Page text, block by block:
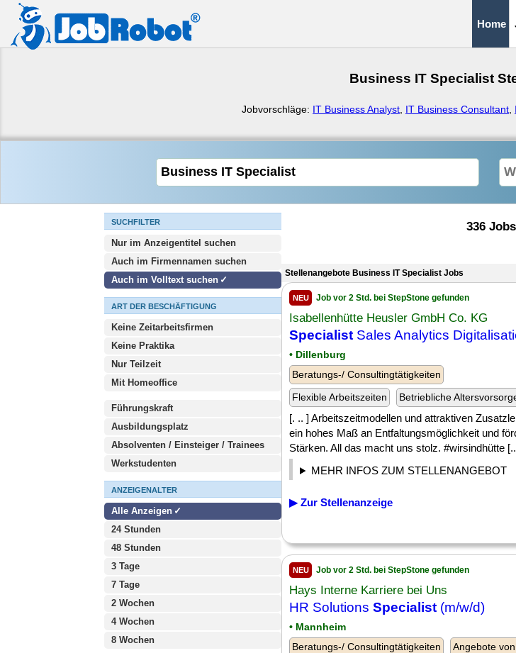
Home
Business IT Specialist
Jobvorschläge: IT Business Analyst IT Business Consultant
SUCHFILTER
Nur im Anzeigentitel suchen
Auch im Firmennamen suchen
Auch im Volltext suchen
ART DER BESCHÄFTIGUNG
Keine Zeitarbeitsfirmen
Keine Praktika
Nur Teilzeit
Mit Homeoffice
Führungskraft
Ausbildungsplatz
Absolventen / Einsteiger / Trainees
Werkstudenten
ANZEIGENALTER
Alle Anzeigen
24 Stunden
48 Stunden
3 Tage
7 Tage
2 Wochen
4 Wochen
8 Wochen
336
Stellenangebote Business IT Specialist Jobs
NEU Job vor 2 Std. bei StepStone gefunden
Isabellenhütte Heusler GmbH Co. KG
Specialist Sales Analytics
• Dillenburg
Beratungs-/ Consultingtätigkeiten
Flexible Arbeitszeiten
Betriebliche
[. .. ] Arbeitszeitmodellen und attraktiven
ein hohes Maß an Entfaltungsmöglichkeit und
Stärken. All das macht uns stolz. #wirsindhütte
MEHR INFOS ZUM STELLENANGEBOT
▶ Zur Stellenanzeige
NEU Job vor 2 Std. bei StepStone gefunden
Hays Interne Karriere bei Uns
HR Solutions Specialist (m/w/d)
• Mannheim
Beratungs-/ Consultingtätigkeiten
Angebote